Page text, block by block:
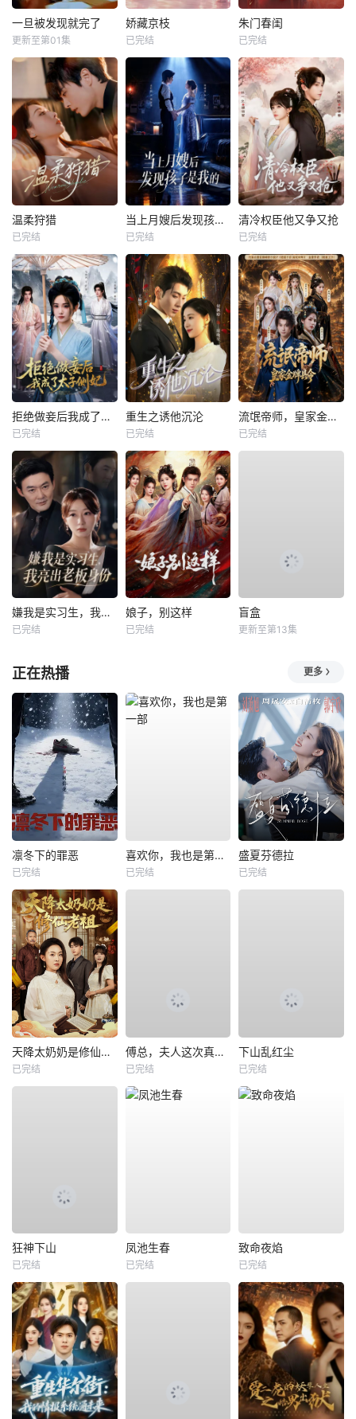
一旦被发现就完了
更新至第01集
娇藏京枝
已完结
朱门春闺
已完结
温柔狩猎
已完结
当上月嫂后发现孩子是我的
已完结
清冷权臣他又争又抢
已完结
拒绝做妾后我成了太子侧妃
已完结
重生之诱他沉沦
已完结
流氓帝师，皇家金牌县令
已完结
嫌我是实习生，我亮出老板身份
已完结
娘子，别这样
已完结
盲盒
更新至第13集
正在热播 更多
凛冬下的罪恶
已完结
喜欢你，我也是第一部
已完结
盛夏芬德拉
已完结
天降太奶奶是修仙老祖
已完结
傅总，夫人这次真的死了
已完结
下山乱红尘
已完结
狂神下山
已完结
凤池生春
已完结
致命夜焰
已完结